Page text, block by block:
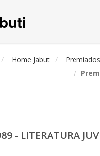
Home Jabuti
- LITERATURA